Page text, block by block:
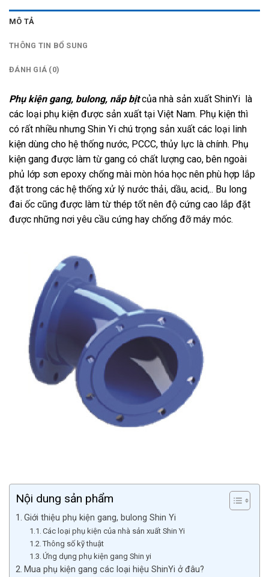
MÔ TẢ
THÔNG TIN BỔ SUNG
ĐÁNH GIÁ (0)
Phụ kiện gang, bulong, nắp bịtcủa nhà sản xuất ShinYi là
các loại phụ kiện được sản xuất tại Việt Nam. Phụ kiện thì
có rất nhiều nhưng Shin Yi chú trọng sản xuất các loại linh
kiện dùng cho hệ thống nước, PCCC, thủy lực là chính. Phụ
kiện gang được làm từ gang có chất lượng cao, bên ngoài
phủ lớp sơn epoxy chống mài mòn hóa học nên phù hợp lắp
đặt trong các hệ thống xử lý nước thải, dầu, acid,.. Bu long
đai ốc cũng được làm từ thép tốt nên độ cứng cao lắp đặt
được những nơi yêu cầu cứng hay chống đỡ máy móc.
Nội dung sản phẩm
Giới thiệu phụ kiện gang, bulong Shin Yi
Các loại phụ kiện của nhà sản xuất Shin Yi
Thông số kỹ thuật
Ứng dụng phụ kiện gang Shin yi
Mua phụ kiện gang các loại hiệu ShinYi ở đâu?